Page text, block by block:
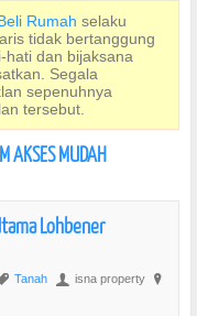
Rumah selaku
tidak bertanggung
hati dan bijaksana
Segala
sepenuhnya
tersebut.
AKSES MUDAH
Lohbener
Tanah U isna property ?